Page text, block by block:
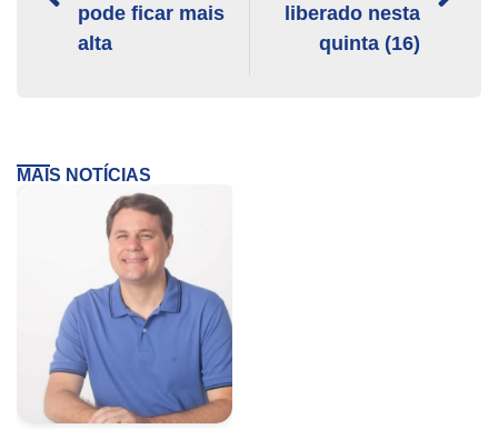
pode ficar mais
alta
liberado nesta
quinta (16)
MAIS NOTÍCIAS